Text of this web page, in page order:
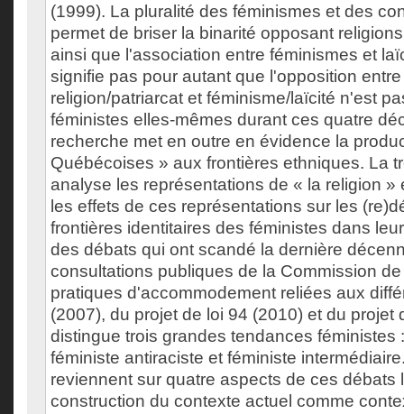
(1999). La pluralité des féminismes et des
permet de briser la binarité opposant
ainsi que l'association entre féminismes et
signifie pas pour autant que l'opposition
religion/patriarcat et féminisme/laïcité n'est
féministes elles-mêmes durant ces quatre
recherche met en outre en évidence la
Québécoises » aux frontières ethniques. La
analyse les représentations de « la religion »
les effets de ces représentations sur les
frontières identitaires des féministes dans
des débats qui ont scandé la dernière
consultations publiques de la Commission
pratiques d'accommodement reliées aux
(2007), du projet de loi 94 (2010) et du projet
distingue trois grandes tendances féministes
féministe antiraciste et féministe
reviennent sur quatre aspects de ces débats
construction du contexte actuel comme